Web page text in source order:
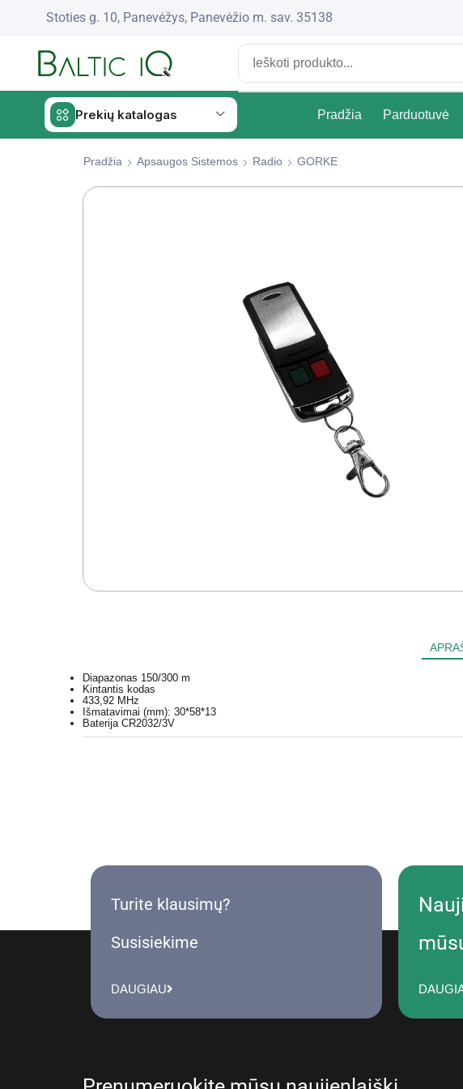
Stoties g. 10, Panevėžys, Panevėžio m. sav. 35138
Prekių katalogas Pradžia Parduotuvė
Pradžia Apsaugos Sistemos Radio GORKE
Diapazonas 150/300 m
Kintantis kodas
433,92 MHz
Išmatavimai (mm): 30*58*13
Baterija CR2032/3V
Turite klausimų?
Susisiekime
DAUGIAU